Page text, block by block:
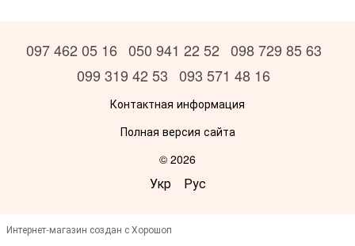
097 462 05 16 050 941 22 52 098 729 85 63
099 319 42 53 093 571 48 16
Контактная информация
Полная версия сайта
© 2026
Укр Рус
Интернет-магазин создан с Хорошоп